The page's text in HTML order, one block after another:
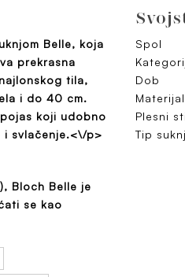
Belle, koja
prekrasna
tila,
i do 40 cm.
koji udobno
svlačenje.<\/p>
Bloch Belle je
se kao
Spol
Dob
Materijal
Plesni
Tip